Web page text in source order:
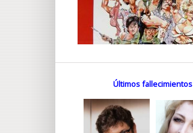
Últimos fallecimientos